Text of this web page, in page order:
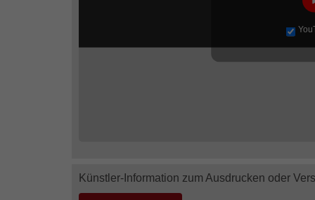
Künstler-Information zum Ausdrucken oder